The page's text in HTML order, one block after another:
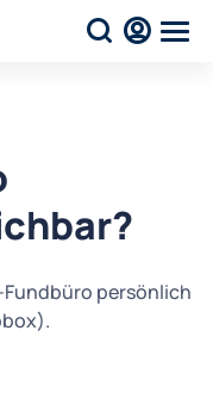
Fundbüro persönlich